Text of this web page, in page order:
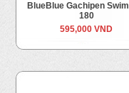
BlueBlue Gachipen
180
595,000 VND